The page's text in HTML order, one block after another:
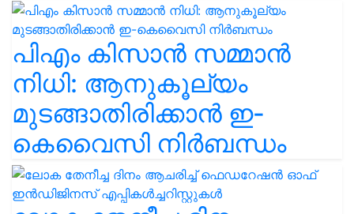
പിഎം കിസാൻ സമ്മാൻ
നിധി: ആനുകൂല്യം
മുടങ്ങാതിരിക്കാൻ ഇ-
കെവൈസി നിർബന്ധം